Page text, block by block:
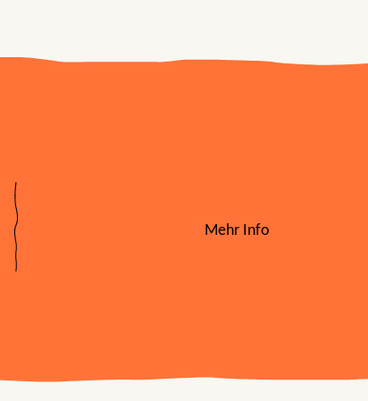
Mehr Info